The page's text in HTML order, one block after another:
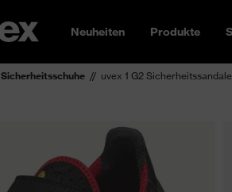
Neuheiten Produkte
Sicherheitsschuhe uvex 1 G2